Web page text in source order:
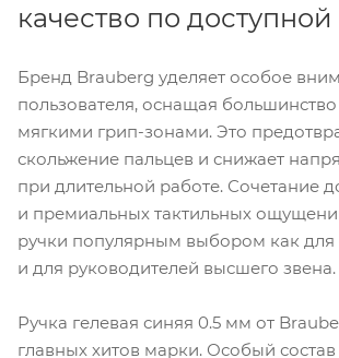
качество по
Бренд Brauberg уделяет особое
пользователя, оснащая
мягкими грип-зонами. Это
скольжение пальцев и снижает
при длительной работе. Сочетание
и премиальных тактильных
ручки популярным выбором как для
и для руководителей высшего звена.
Ручка гелевая синяя 0.5 мм от
главных хитов марки. Особый